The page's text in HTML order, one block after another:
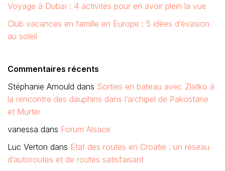
Voyage à Dubaï : 4 activités pour en avoir plein la vue
Club vacances en famille en Europe : 5 idées d’évasion
au soleil
Commentaires récents
Stéphanie Arnould dans Sorties en bateau avec Zlatko à
la rencontre des dauphins dans l’archipel de Pakostane
et Murter
vanessa dans Forum Alsace
Luc Verton dans Etat des routes en Croatie : un réseau
d’autoroutes et de routes satisfaisant